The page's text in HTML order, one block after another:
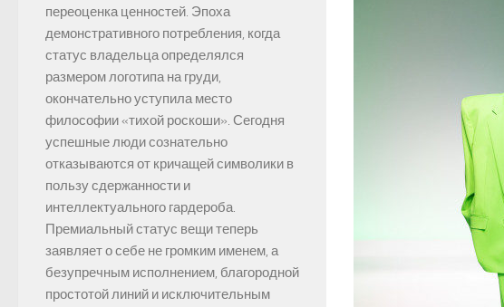
переоценка ценностей. Эпоха
демонстративного потребления, когда
статус владельца определялся
размером логотипа на груди,
окончательно уступила место
философии «тихой роскоши». Сегодня
успешные люди сознательно
отказываются от кричащей символики в
пользу сдержанности и
интеллектуального гардероба.
Премиальный статус вещи теперь
заявляет о себе не громким именем, а
безупречным исполнением, благородной
простотой линий и исключительным